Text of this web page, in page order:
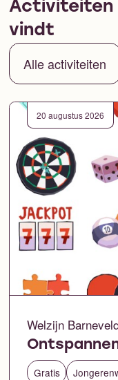
Activiteiten
vindt
Alle activiteiten
20 augustus 2026
Welzijn
Gratis